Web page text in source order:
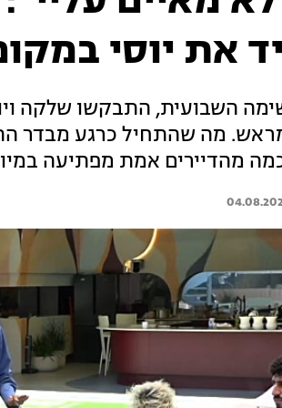
את יוסי
השבועית, התבקשו שלקה
מראש. מה שהתחיל כרגע מבדר
מהדיירים אמת מפתיעה